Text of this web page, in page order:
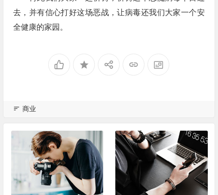
去，并有信心打好这场恶战，让病毒还我们大家一个安
全健康的家园。
商业